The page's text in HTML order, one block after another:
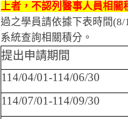
上者，不認列醫事人員相關
過之學員請依據下表時間(8/
系統查詢相關積分。
提出申請期間
114/04/01-114/06/30
114/07/01-114/09/30